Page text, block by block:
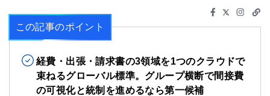
この記事のポイント
経費・出張・請求書の3領域を1つのクラウドで
束ねるグローバル標準。グループ横断で間接費
の可視化と統制を進めるなら第一候補